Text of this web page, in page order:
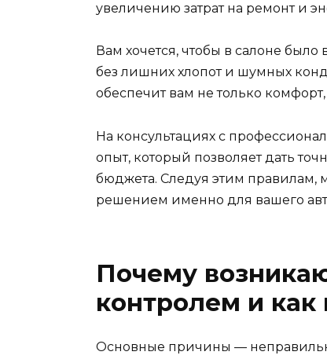
увеличению затрат на ремонт и
Вам хочется, чтобы в салоне
без лишних хлопот и шумных
обеспечит вам не только
На консультациях с
опыт, который позволяет дать
бюджета. Следуя этим правилам,
решением именно для вашего
Почему
контролем и как
Основные причины —